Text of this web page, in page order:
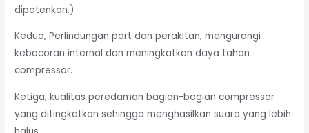
dipatenkan.)
Kedua, Perlindungan part dan perakitan, mengurangi
kebocoran internal dan meningkatkan daya tahan
compressor.
Ketiga, kualitas peredaman bagian-bagian compressor
yang ditingkatkan sehingga menghasilkan suara yang lebih